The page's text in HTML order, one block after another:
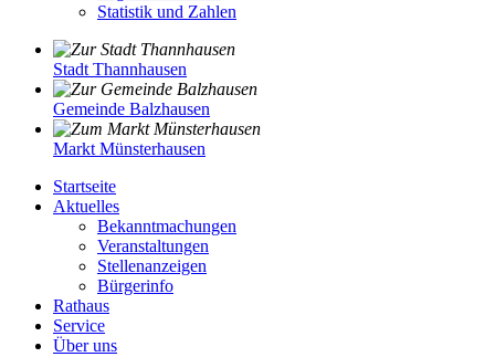
Statistik und Zahlen
Stadt Thannhausen
Gemeinde Balzhausen
Markt Münsterhausen
Startseite
Aktuelles
Bekanntmachungen
Veranstaltungen
Stellenanzeigen
Bürgerinfo
Rathaus
Service
Über uns